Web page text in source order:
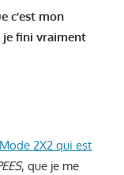
c’est mon
je fini vraiment
Mode 2X2 qui est
, que je me